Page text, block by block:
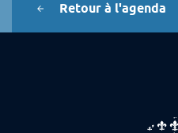
Retour à l'agenda